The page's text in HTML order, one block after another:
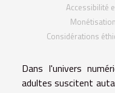
Accessibilité
Considérations
Dans l'univers
adultes suscitent